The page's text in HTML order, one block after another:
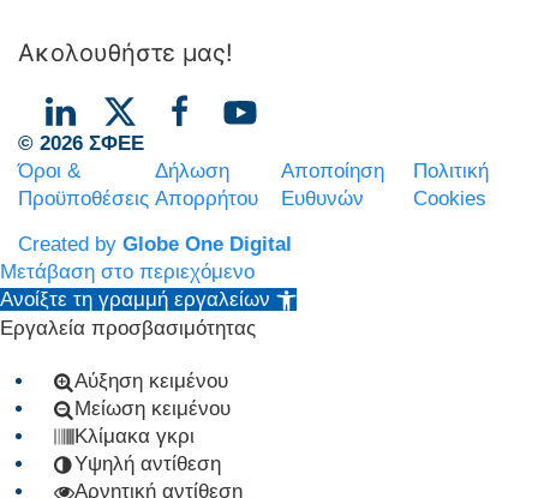
Ακολουθήστε μας!
© 2026 ΣΦΕΕ
Όροι &
Προϋποθέσεις
Δήλωση
Απορρήτου
Αποποίηση
Ευθυνών
Πολιτική
Cookies
Created by Globe One Digital
Μετάβαση στο περιεχόμενο
Ανοίξτε τη γραμμή εργαλείων
Εργαλεία προσβασιμότητας
Αύξηση κειμένου
Μείωση κειμένου
Κλίμακα γκρι
Υψηλή αντίθεση
Αρνητική αντίθεση